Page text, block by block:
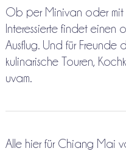
Ob per Minivan oder mit
Interessierte findet einen
Ausflug. Und für Freunde
kulinarische Touren,
uvam.
Alle hier für Chiang Mai